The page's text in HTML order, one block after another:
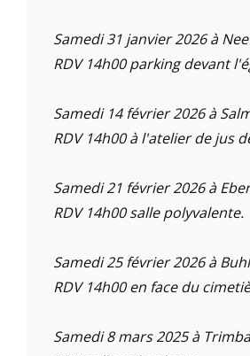
Samedi 31 janvier 2026 à
RDV 14h00 parking devant
Samedi 14 février 2026 à
RDV 14h00 à l'atelier de jus
Samedi 21 février 2026 à
RDV 14h00 salle polyvalente.
Samedi 25 février 2026 à Buhl
RDV 14h00 en face du
Samedi 8 mars 2025 à